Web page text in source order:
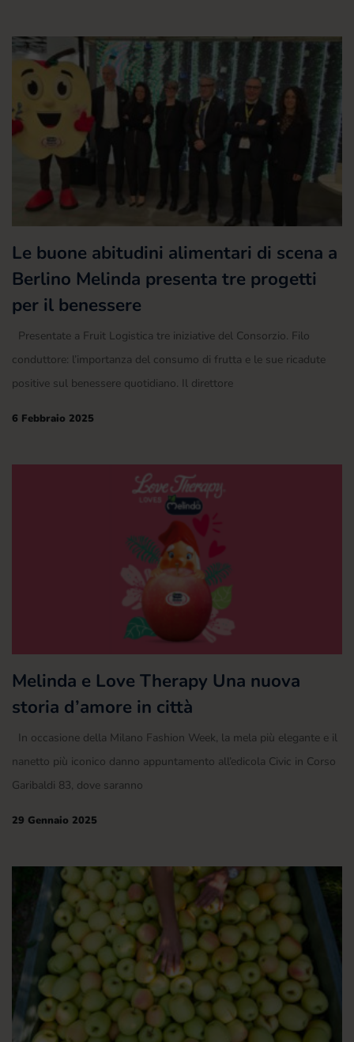
Le buone abitudini alimentari di scena a
Berlino Melinda presenta tre progetti
per il benessere
Presentate a Fruit Logistica tre iniziative del Consorzio. Filo
conduttore: l’importanza del consumo di frutta e le sue ricadute
positive sul benessere quotidiano. Il direttore
6 Febbraio 2025
Melinda e Love Therapy Una nuova
storia d’amore in città
In occasione della Milano Fashion Week, la mela più elegante e il
nanetto più iconico danno appuntamento all’edicola Civic in Corso
Garibaldi 83, dove saranno
29 Gennaio 2025